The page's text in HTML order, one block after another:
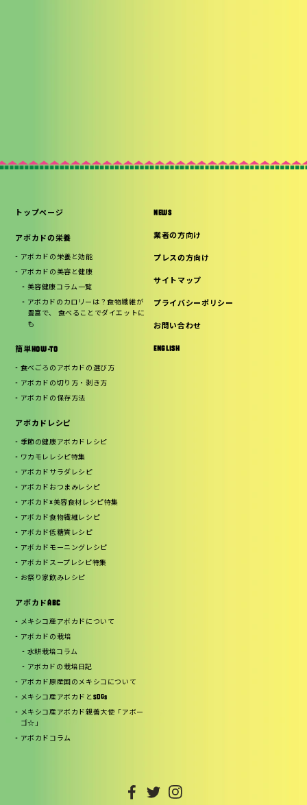
トップページ
アボカドの栄養
アボカドの栄養と効能
アボカドの美容と健康
美容健康コラム一覧
アボカドのカロリーは？食物繊維が
豊富で、 食べることでダイエットに
も
簡単HOW-TO
食べごろのアボカドの選び方
アボカドの切り方・剥き方
アボカドの保存方法
アボカドレシピ
季節の健康アボカドレシピ
ワカモレレシピ特集
アボカドサラダレシピ
アボカドおつまみレシピ
アボカド×美容食材レシピ特集
アボカド食物繊維レシピ
アボカド低糖質レシピ
アボカドモーニングレシピ
アボカドスープレシピ特集
お祭り家飲みレシピ
アボカドABC
メキシコ産アボカドについて
アボカドの栽培
水耕栽培コラム
アボカドの栽培日記
アボカド原産国のメキシコについて
メキシコ産アボカドとSDGs
メキシコ産アボカド親善大使「アボー
ゴ☆」
アボカドコラム
NEWS
業者の方向け
プレスの方向け
サイトマップ
プライバシーポリシー
お問い合わせ
ENGLISH